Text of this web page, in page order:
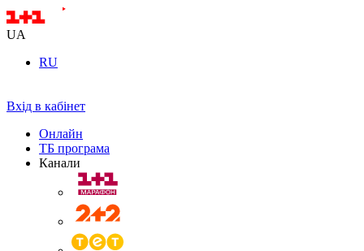
UA
RU
Вхід в кабінет
Онлайн
ТБ програма
Канали